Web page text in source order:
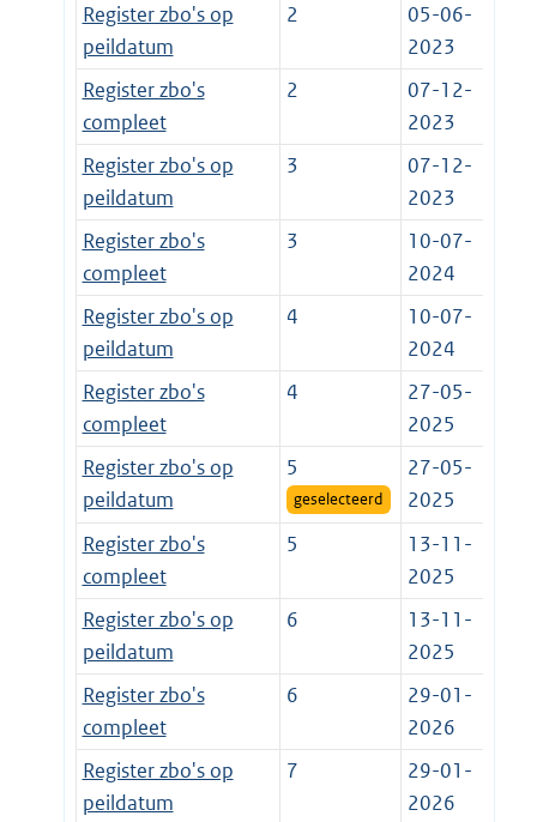
Register zbo's op
peildatum
2
05-06-
2023
Register zbo's
compleet
2
07-12-
2023
Register zbo's op
peildatum
3
07-12-
2023
Register zbo's
compleet
3
10-07-
2024
Register zbo's op
peildatum
4
10-07-
2024
Register zbo's
compleet
4
27-05-
2025
Register zbo's op
peildatum
5
geselecteerd
27-05-
2025
Register zbo's
compleet
5
13-11-
2025
Register zbo's op
peildatum
6
13-11-
2025
Register zbo's
compleet
6
29-01-
2026
Register zbo's op
peildatum
7
29-01-
2026